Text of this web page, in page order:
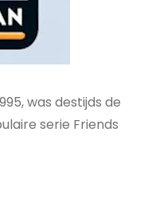
was destijds de
serie Friends